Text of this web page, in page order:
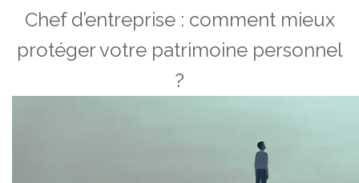
Chef d’entreprise : comment mieux
protéger votre patrimoine personnel
?